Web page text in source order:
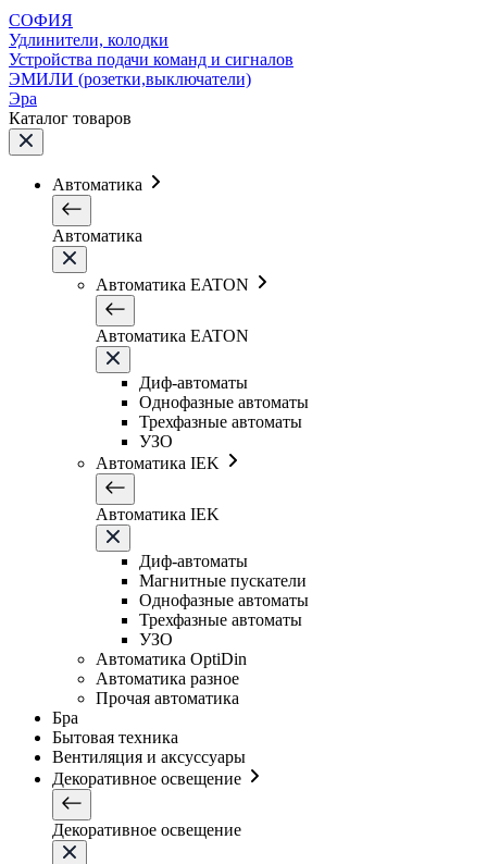
СОФИЯ
Удлинители, колодки
Устройства подачи команд и сигналов
ЭМИЛИ (розетки,выключатели)
Эра
Каталог товаров
Автоматика
Автоматика
Автоматика EATON
Автоматика EATON
Диф-автоматы
Однофазные автоматы
Трехфазные автоматы
УЗО
Автоматика IEK
Автоматика IEK
Диф-автоматы
Магнитные пускатели
Однофазные автоматы
Трехфазные автоматы
УЗО
Автоматика OptiDin
Автоматика разное
Прочая автоматика
Бра
Бытовая техника
Вентиляция и аксуссуары
Декоративное освещение
Декоративное освещение